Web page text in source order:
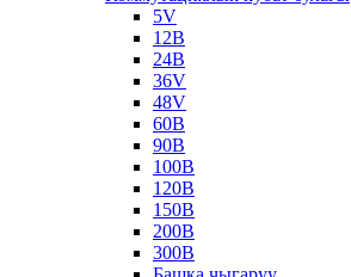
5V
12В
24В
36V
48V
60В
90В
100В
120В
150В
200В
300В